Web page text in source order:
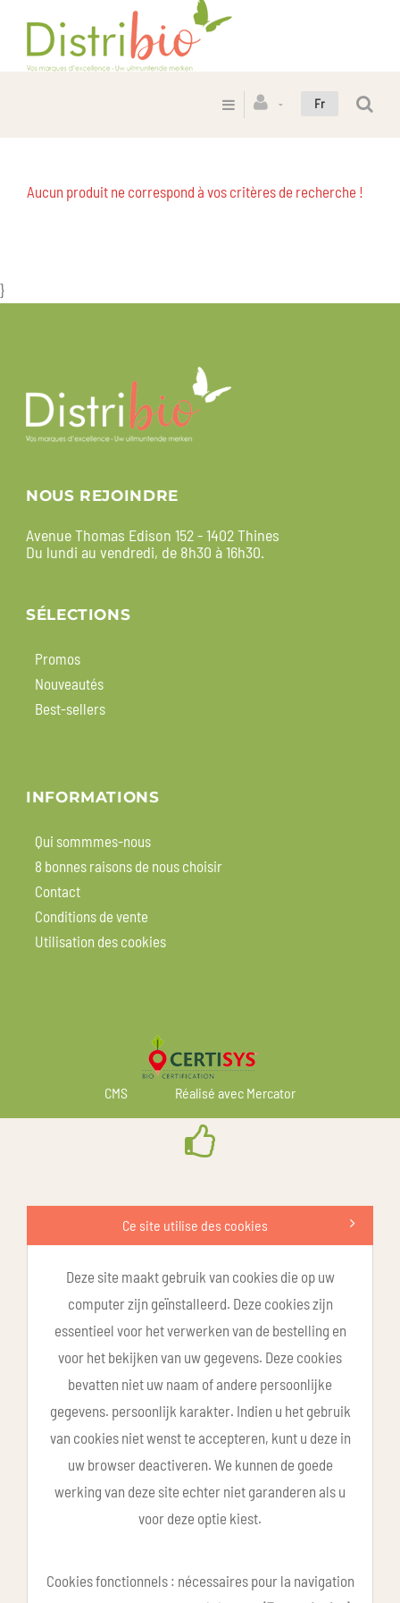
Fr
Aucun produit ne correspond à vos critères de recherche !
}
NOUS REJOINDRE
Avenue Thomas Edison 152 - 1402 Thines
Du lundi au vendredi, de 8h30 à 16h30.
SÉLECTIONS
Promos
Nouveautés
Best-sellers
INFORMATIONS
Qui sommmes-nous
8 bonnes raisons de nous choisir
Contact
Conditions de vente
Utilisation des cookies
CMS Réalisé avec Mercator
Ce site utilise des cookies
Deze site maakt gebruik van cookies die op uw
computer zijn geïnstalleerd. Deze cookies zijn
essentieel voor het verwerken van de bestelling en
voor het bekijken van uw gegevens. Deze cookies
bevatten niet uw naam of andere persoonlijke
gegevens. persoonlijk karakter. Indien u het gebruik
van cookies niet wenst te accepteren, kunt u deze in
uw browser deactiveren. We kunnen de goede
werking van deze site echter niet garanderen als u
voor deze optie kiest.
Cookies fonctionnels : nécessaires pour la navigation